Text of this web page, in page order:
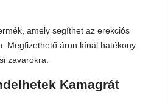
amely segíthet az erekciós
Megfizethető áron kínál hatékony
zavarokra.
Kamagrát